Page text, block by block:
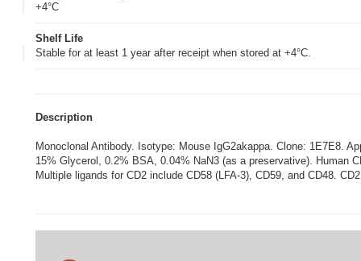
+4°C
Shelf Life
Stable for at least 1 year after receipt when stored at +4°C.
Description
Monoclonal Antibody. Isotype: Mouse IgG2akappa. Clone: 1E7E8.
15% Glycerol, 0.2% BSA, 0.04% NaN3 (as a preservative). Human
Multiple ligands for CD2 include CD58 (LFA-3), CD59, and CD48.